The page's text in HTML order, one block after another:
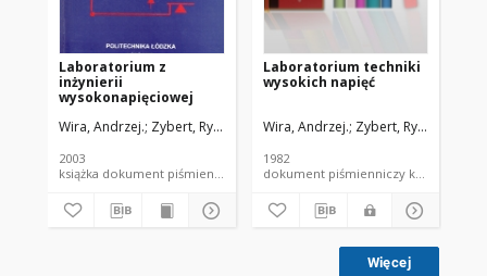
Laboratorium z
inżynierii
wysokonapięciowej
Wira, Andrzej. Zybert, Ryszard.
2003
książka dokument piśmienniczy skrypt PŁ
Laboratorium techniki
wysokich napięć
Wira, Andrzej. Zybert, Ryszard.
1982
Więcej